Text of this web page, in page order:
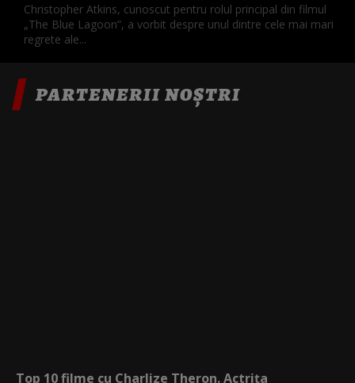
Christopher Atkins, cunoscut pentru rolul principal din filmul
„The Blue Lagoon”, a vorbit despre unul dintre cele mai mari
regrete ale...
PARTENERII NOȘTRI
Top 10 filme cu Charlize Theron. Actrița